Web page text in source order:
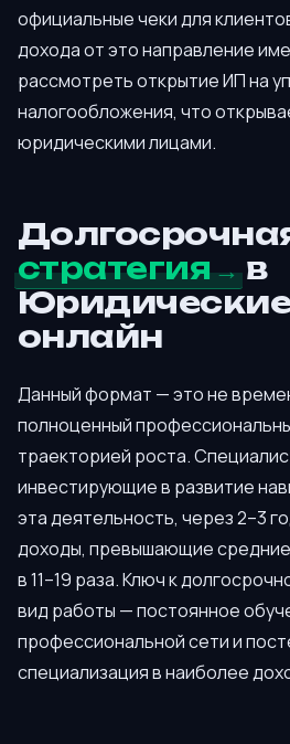
официальные чеки для
дохода от это направление
рассмотреть открытие ИП на
налогообложения, что
юридическими лицами.
стратегия
в
Юридические
онлайн
Данный формат — это не
полноценный
траекторией роста.
инвестирующие в развитие
эта деятельность, через 2–3
доходы, превышающие средние
в 11–19 раза. Ключ к
вид работы — постоянное
профессиональной сети и
специализация в наиболее